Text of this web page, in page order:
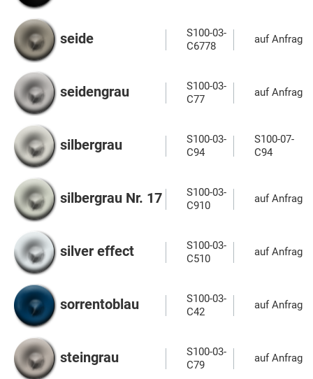
seide
S100-03-
C6778
auf Anfrage
seidengrau
S100-03-
C77
auf Anfrage
silbergrau
S100-03-
C94
S100-07-
C94
silbergrau Nr. 17
S100-03-
C910
auf Anfrage
silver effect
S100-03-
C510
auf Anfrage
sorrentoblau
S100-03-
C42
auf Anfrage
steingrau
S100-03-
C79
auf Anfrage